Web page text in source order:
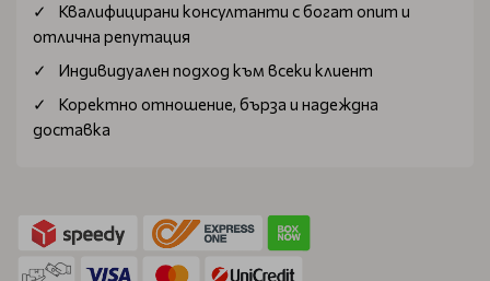
Квалифицирани консултанти с богат опит и
отлична репутация
Индивидуален подход към всеки клиент
Коректно отношение, бърза и надеждна
доставка